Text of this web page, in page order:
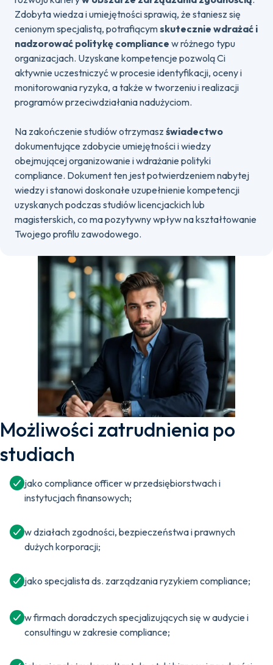
Zdobyta wiedza i umiejętności sprawią, że staniesz się
cenionym specjalistą, potrafiącymskutecznie wdrażać i
nadzorować politykę compliance w różnego typu
organizacjach. Uzyskane kompetencje pozwolą Ci
aktywnie uczestniczyć w procesie identyfikacji, oceny i
monitorowania ryzyka, a także w tworzeniu i realizacji
programów przeciwdziałania nadużyciom.
Na zakończenie studiów otrzymasz świadectwo
dokumentujące zdobycie umiejętności i wiedzy
obejmującej organizowanie i wdrażanie polityki
compliance. Dokument ten jest potwierdzeniem nabytej
wiedzy i stanowi doskonałe uzupełnienie kompetencji
uzyskanych podczas studiów licencjackich lub
magisterskich, co ma pozytywny wpływ na kształtowanie
Twojego profilu zawodowego.
Możliwości zatrudnienia po
studiach
jako compliance officer w przedsiębiorstwach i
instytucjach finansowych;
w działach zgodności, bezpieczeństwa i prawnych
dużych korporacji;
jako specjalista ds. zarządzania ryzykiem compliance;
w firmach doradczych specjalizujących się w audycie i
consultingu w zakresie compliance;